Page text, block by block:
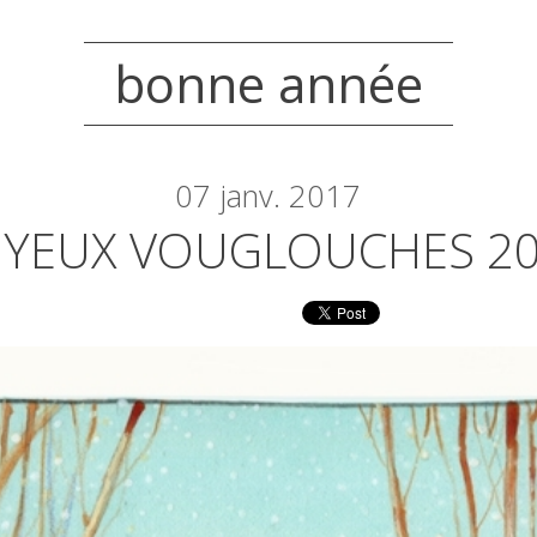
bonne année
07 janv. 2017
VOUGLOUCHES